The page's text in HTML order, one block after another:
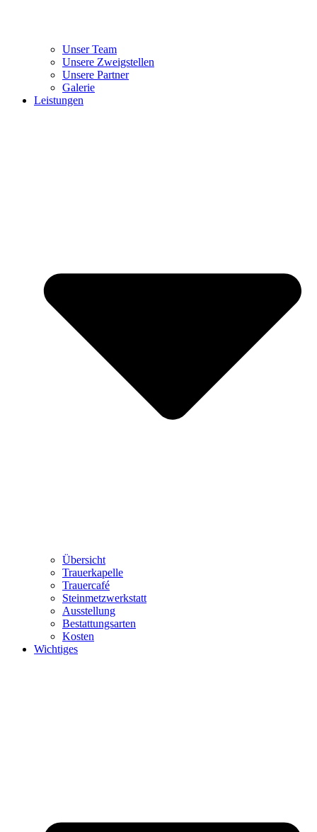
Unser Team
Unsere Zweigstellen
Unsere Partner
Galerie
Leistungen
Übersicht
Trauerkapelle
Trauercafé
Steinmetzwerkstatt
Ausstellung
Bestattungsarten
Kosten
Wichtiges